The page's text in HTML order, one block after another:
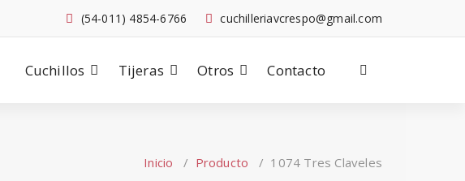
cuchilleriavcrespo@gmail.com
(54-011) 4854-6766
Cuchillos Tijeras Otros Contacto
Inicio / Producto / 1074 Tres Claveles